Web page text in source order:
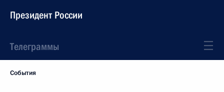
Президент России
Телеграммы
События